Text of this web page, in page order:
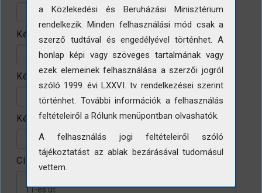
Készítő
Készítés helye
Készítés évtizede
Címke
a Közlekedési és Beruházási Minisztérium
rendelkezik. Minden felhasználási mód csak a
szerző tudtával és engedélyével történhet. A
honlap képi vagy szöveges tartalmának vagy
ezek elemeinek felhasználása a szerzői jogról
szóló 1999. évi LXXVI. tv. rendelkezései szerint
történhet. További információk a felhasználás
feltételeiről a Rólunk menüpontban olvashatók.
A felhasználás jogi feltételeiről szóló
tájékoztatást az ablak bezárásával tudomásul
vettem.